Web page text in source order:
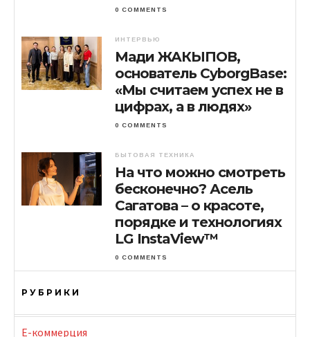
0 COMMENTS
ИНТЕРВЬЮ
Мади ЖАКЫПОВ,
основатель CyborgBase:
«Мы считаем успех не в
цифрах, а в людях»
0 COMMENTS
БЫТОВАЯ ТЕХНИКА
На что можно смотреть
бесконечно? Асель
Сагатова – о красоте,
порядке и технологиях
LG InstaView™
0 COMMENTS
РУБРИКИ
E-коммерция